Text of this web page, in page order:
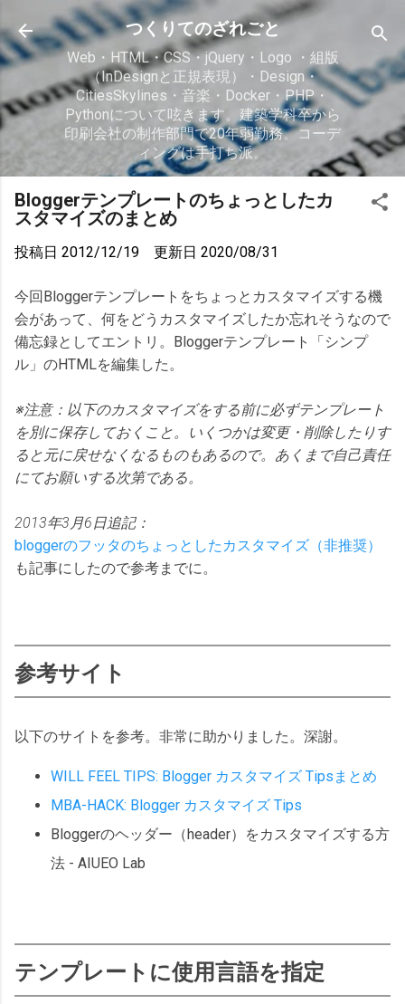
スキップしてメイン コンテンツに移動
つくりてのざれごと
Web・HTML・CSS・jQuery・Logo ・組版
（InDesignと正規表現）・Design・
CitiesSkylines・音楽・Docker・PHP・
Pythonについて呟きます。建築学科卒から
印刷会社の制作部門で20年弱勤務。コーデ
ィングは手打ち派。
Bloggerテンプレートのちょっとしたカ
スタマイズのまとめ
投稿日 2012/12/19 更新日 2020/08/31
今回Bloggerテンプレートをちょっとカスタマイズする機
会があって、何をどうカスタマイズしたか忘れそうなので
備忘録としてエントリ。Bloggerテンプレート「シンプ
ル」のHTMLを編集した。
※注意：以下のカスタマイズをする前に必ずテンプレート
を別に保存しておくこと。いくつかは変更・削除したりす
ると元に戻せなくなるものもあるので。あくまで自己責任
にてお願いする次第である。
2013年3月6日追記：
bloggerのフッタのちょっとしたカスタマイズ（非推奨）
も記事にしたので参考までに。
参考サイト
以下のサイトを参考。非常に助かりました。深謝。
WILL FEEL TIPS: Blogger カスタマイズ Tipsまとめ
MBA-HACK: Blogger カスタマイズ Tips
Bloggerのヘッダー（header）をカスタマイズする方
法 - AIUEO Lab
テンプレートに使用言語を指定